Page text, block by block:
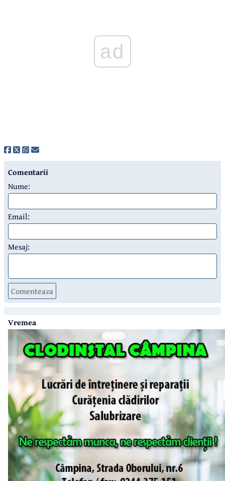
ad
Comentarii
Nume:
Email:
Mesaj:
Comenteaza
Vremea